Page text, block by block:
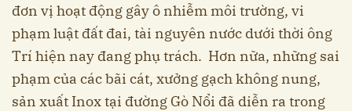
đơn vị hoạt động gây ô nhiễm môi trường, vi
phạm luật đất đai, tài nguyên nước dưới thời ông
Trí hiện nay đang phụ trách. Hơn nữa, những sai
phạm của các bãi cát, xưởng gạch không nung,
sản xuất Inox tại đường Gò Nổi đã diễn ra trong